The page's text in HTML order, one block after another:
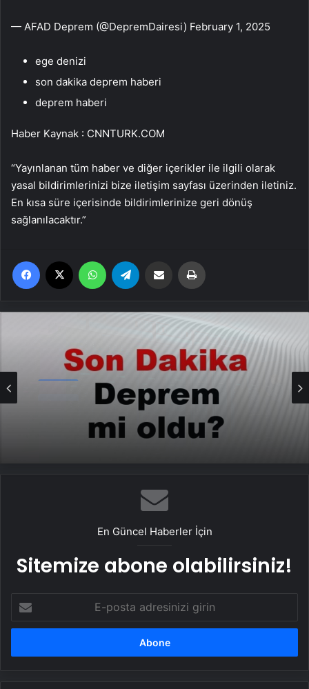
— AFAD Deprem (@DepremDairesi) February 1, 2025
ege denizi
son dakika deprem haberi
deprem haberi
Haber Kaynak : CNNTURK.COM
“Yayınlanan tüm haber ve diğer içerikler ile ilgili olarak
yasal bildirimlerinizi bize iletişim sayfası üzerinden iletiniz.
En kısa süre içerisinde bildirimlerinize geri dönüş
sağlanılacaktır.”
Facebook WhatsApp Email'den paylaş
Genel
Son dakika deprem mi oldu? Az önce
deprem nerede oldu? İstanbul, Ankara,
İzmir ve il il AFAD son depremler 11 Mayıs
En Güncel Haberler İçin
Sitemize abone olabilirsiniz!
posta
adresinizi